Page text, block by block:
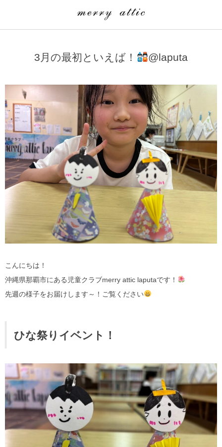
3月の最初といえば！ @laputa
こんにちは！
沖縄県那覇市にある児童クラブmerry attic laputaです！
先週の様子をお届けします～！ご覧ください
ひな祭りイベント！
merry attic ミュージッククラス